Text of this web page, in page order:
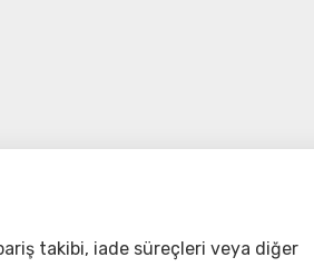
takibi, iade süreçleri veya diğer